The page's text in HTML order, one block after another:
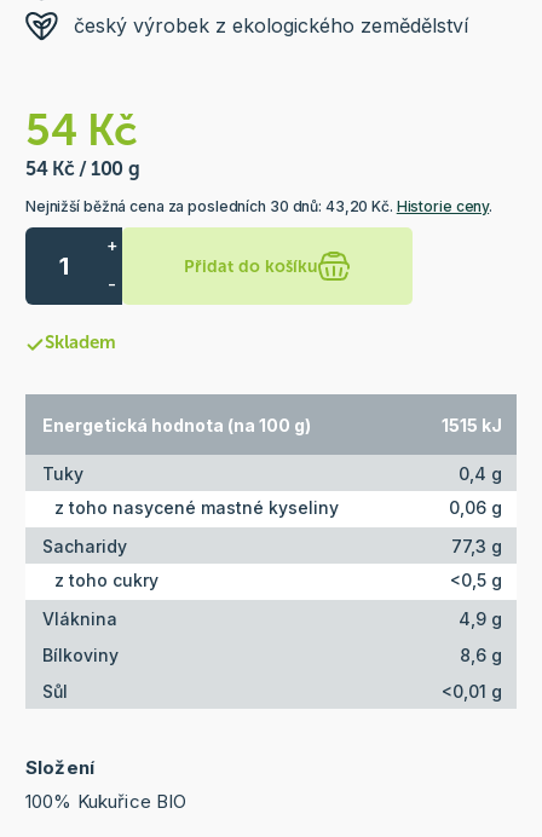
český výrobek z ekologického zemědělství
54 Kč
54 Kč / 100 g
Nejnižší běžná cena za posledních 30 dnů: 43,20 Kč. Historie ceny.
+
-
Přidat do košíku
Skladem
Energetická hodnota (na 100 g) 1515 kJ
Tuky
0,4 g
z toho nasycené mastné kyseliny
0,06 g
Sacharidy
77,3 g
z toho cukry
<0,5 g
Vláknina
4,9 g
Bílkoviny
8,6 g
Sůl
<0,01 g
Složení
100% Kukuřice BIO